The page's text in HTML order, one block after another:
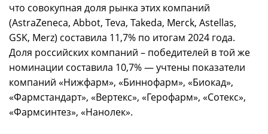
что совокупная доля рынка этих компаний
(AstraZeneca, Abbot, Teva, Takeda, Merck, Astellas,
GSK, Merz) составила 11,7% по итогам 2024 года.
Доля российских компаний – победителей в той же
номинации составила 10,7% — учтены показатели
компаний «Нижфарм», «Биннофарм», «Биокад»,
«Фармстандарт», «Вертекс», «Герофарм», «Сотекс»,
«Фармсинтез», «Нанолек».